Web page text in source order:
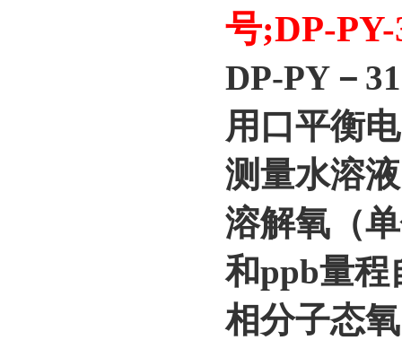
号;DP-
DP-PY－
用口平衡
测量水溶
溶解氧（
和ppb量程
相分子态